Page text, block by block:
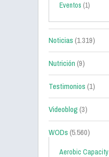
Eventos (1)
Noticias(1.319)
Nutrición(9)
Testimonios(1)
Videoblog(3)
WODs(5.560)
Aerobic Capacity